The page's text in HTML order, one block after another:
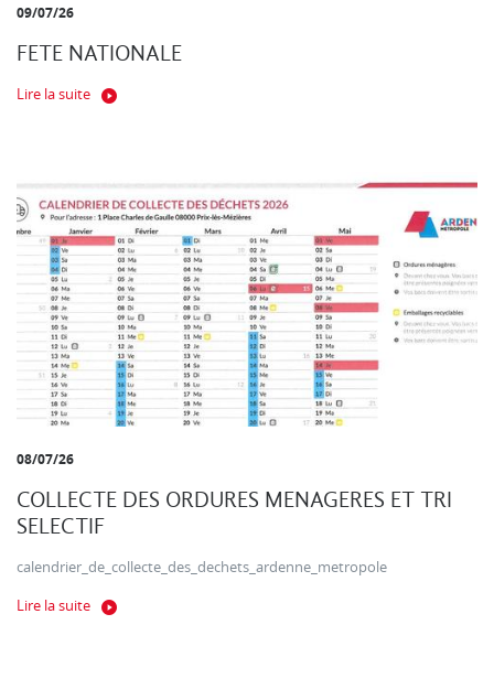
09/07/26
FETE NATIONALE
Lire la suite
08/07/26
COLLECTE DES ORDURES MENAGERES ET TRI
SELECTIF
calendrier_de_collecte_des_dechets_ardenne_metropole
Lire la suite